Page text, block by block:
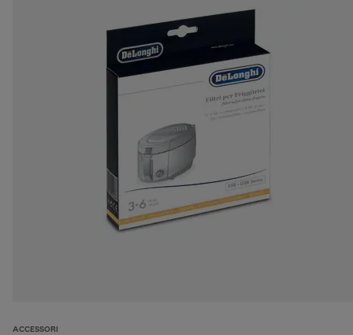
ACCESSORI